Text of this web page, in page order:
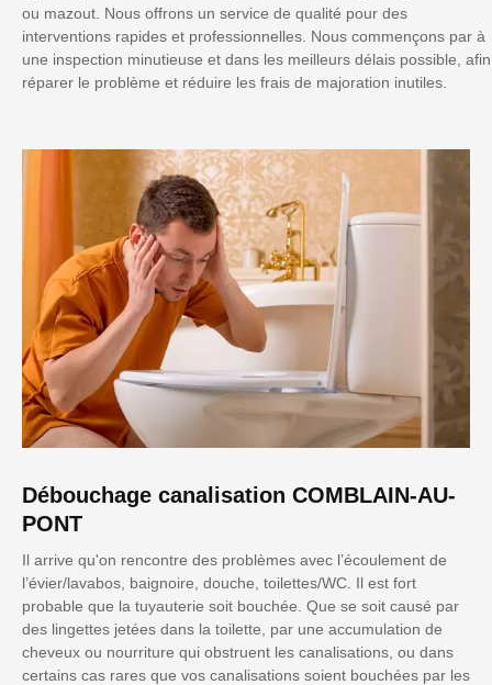
ou mazout. Nous offrons un service de qualité pour des
interventions rapides et professionnelles. Nous commençons par à
une inspection minutieuse et dans les meilleurs délais possible, afin
réparer le problème et réduire les frais de majoration inutiles.
Débouchage canalisation COMBLAIN-AU-
PONT
Il arrive qu'on rencontre des problèmes avec l’écoulement de
l’évier/lavabos, baignoire, douche, toilettes/WC. Il est fort
probable que la tuyauterie soit bouchée. Que se soit causé par
des lingettes jetées dans la toilette, par une accumulation de
cheveux ou nourriture qui obstruent les canalisations, ou dans
certains cas rares que vos canalisations soient bouchées par les